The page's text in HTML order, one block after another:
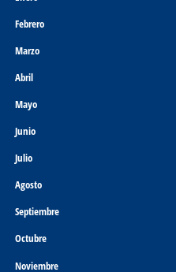
Febrero
Marzo
Abril
Mayo
Junio
Julio
Agosto
Septiembre
Octubre
Noviembre